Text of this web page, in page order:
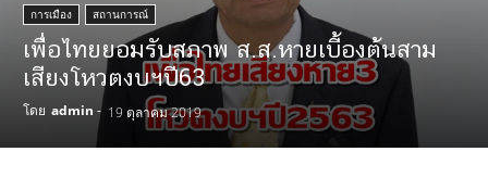
การเมือง สถานการณ์
เพื่อไทยยอมรับสภาพ ส.ส.หายเบี้องต้นสาม
เสียงโหวตงบฯปี63
โดย admin - 19 ตุลาคม 2019